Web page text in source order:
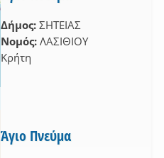
Δήμος: ΣΗΤΕΙΑΣ
Νομός: ΛΑΣΙΘΙΟΥ
Κρήτη
Άγιο Πνεύμα